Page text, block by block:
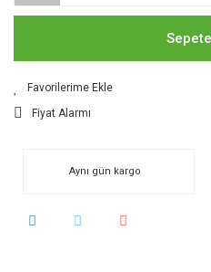
Fiyat Alarmı
Aynı gün kargo